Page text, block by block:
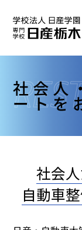
社会人
ートを
社会
自動車